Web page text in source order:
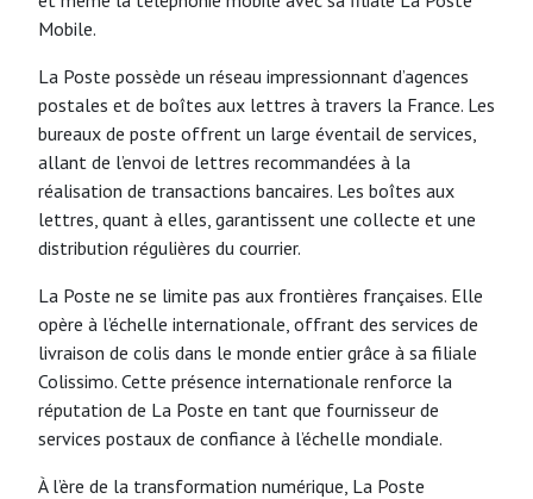
Mobile.
La Poste possède un réseau impressionnant d’agences
postales et de boîtes aux lettres à travers la France. Les
bureaux de poste offrent un large éventail de services,
allant de l’envoi de lettres recommandées à la
réalisation de transactions bancaires. Les boîtes aux
lettres, quant à elles, garantissent une collecte et une
distribution régulières du courrier.
La Poste ne se limite pas aux frontières françaises. Elle
opère à l’échelle internationale, offrant des services de
livraison de colis dans le monde entier grâce à sa filiale
Colissimo. Cette présence internationale renforce la
réputation de La Poste en tant que fournisseur de
services postaux de confiance à l’échelle mondiale.
À l’ère de la transformation numérique, La Poste